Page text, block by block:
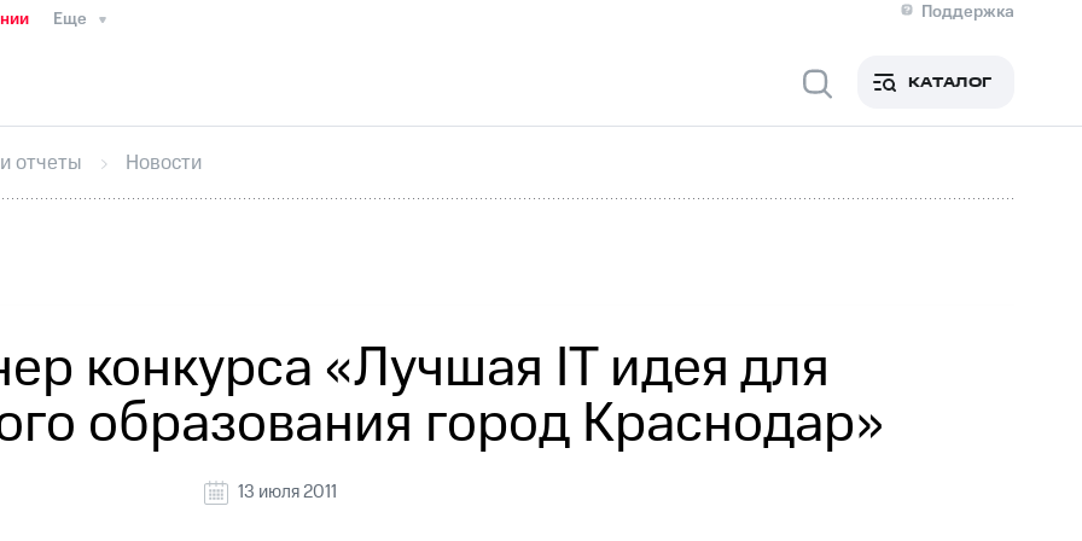
Еще
Поддержка
Медиа-центр
ИнтервьюФинансовая отчетностьКонтактыНовости в регионе
секретарьРаскрытие информации
кабинет акционераАкционерный капиталКонтроль и аудитРынок акций
КАТАЛОГ
отчеты Новости
конкурса «Лучшая IT идея для
образования город Краснодар»
13 июля 2011